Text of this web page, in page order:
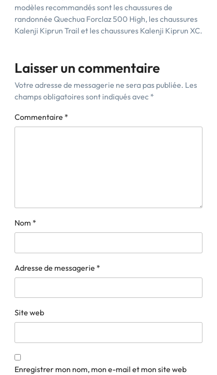
modèles recommandés sont les chaussures de
randonnée Quechua Forclaz 500 High, les chaussures
Kalenji Kiprun Trail et les chaussures Kalenji Kiprun XC.
Laisser un commentaire
Votre adresse de messagerie ne sera pas publiée. Les
champs obligatoires sont indiqués avec *
Commentaire *
Nom *
Adresse de messagerie *
Site web
Enregistrer mon nom, mon e-mail et mon site web